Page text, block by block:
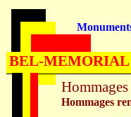
Hommages
Hommages
BEL-MEMORIAL